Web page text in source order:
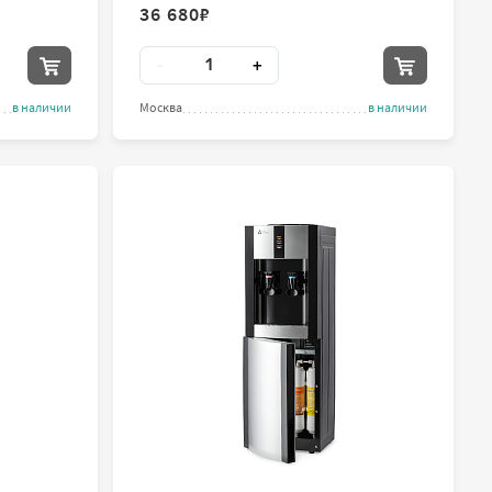
в наличии
36 680₽
Количество +
Москва в наличии